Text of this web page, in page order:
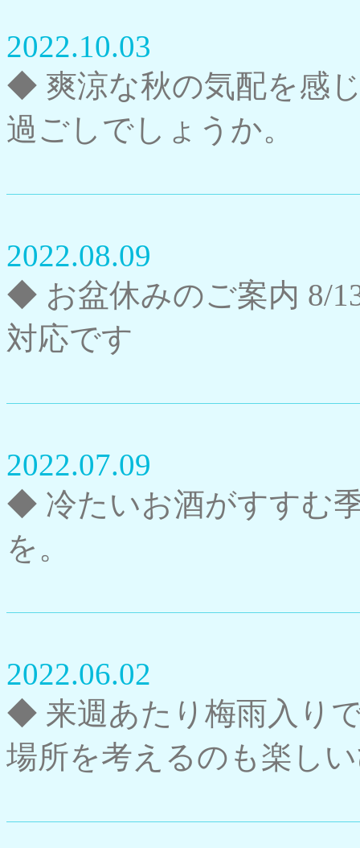
2022.10.03
◆ 爽涼な秋の気配を感
過ごしでしょうか。
2022.08.09
◆ お盆休みのご案内 8/
対応です
2022.07.09
◆ 冷たいお酒がすすむ
を。
2022.06.02
◆ 来週あたり梅雨入り
場所を考えるのも楽し